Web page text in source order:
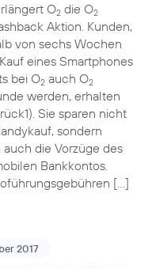
O2die O2
Aktion. Kunden,
von sechs Wochen
eines Smartphones
bei O2auch O2
werden, erhalten
Sie sparen nicht
sondern
die Vorzüge des
Bankkontos.
[…]
2017